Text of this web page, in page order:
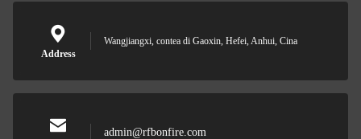
Address
Wangjiangxi, contea di Gaoxin, Hefei, Anhui, Cina
admin@rfbonfire.com